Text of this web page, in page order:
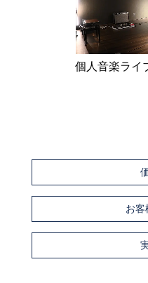
個人音楽ライ
お客